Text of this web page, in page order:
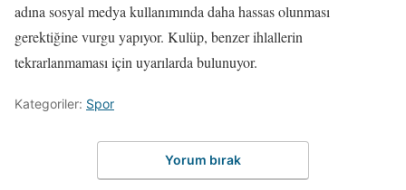
adına sosyal medya kullanımında daha hassas olunması
gerektiğine vurgu yapıyor. Kulüp, benzer ihlallerin
tekrarlanmaması için uyarılarda bulunuyor.
Kategoriler: Spor
Yorum bırak